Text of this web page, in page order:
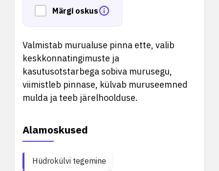
Märgi oskus
Valmistab murualuse pinna ette, valib
keskkonnatingimuste ja
kasutusotstarbega sobiva murusegu,
viimistleb pinnase, külvab muruseemned
mulda ja teeb järelhoolduse.
Alamoskused
Hüdrokülvi tegemine